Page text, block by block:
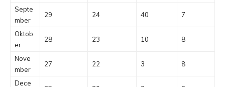
Septe
mber
29 24 40 7
Oktob
er
28 23 10 8
Nove
mber
27 22 3 8
Dece